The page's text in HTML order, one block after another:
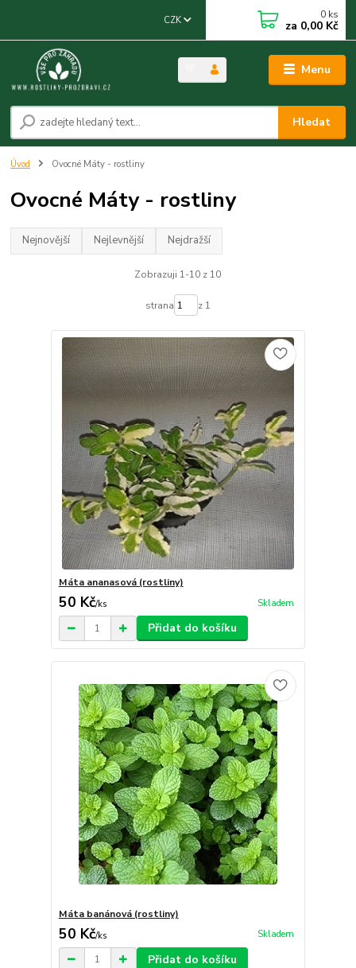
Menu
CZK
Hledat
0 ks
za 0,00 Kč
Úvod Ovocné Máty - rostliny
Ovocné Máty - rostliny
Nejnovější Nejlevnější Nejdražší
Zobrazuji 1-10 z 10
strana z 1
Máta ananasová (rostliny)
50 Kč/ks Skladem
Přidat do košíku
Máta banánová (rostliny)
50 Kč/ks Skladem
Přidat do košíku